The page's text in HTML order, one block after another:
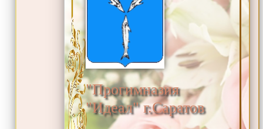
"Прогимназия
"Идеал" г.Саратов